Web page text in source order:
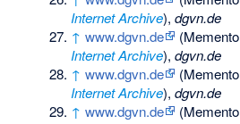
Internet Archive),dgvn.de
↑ www.dgvn.de (Memento
Internet Archive),dgvn.de
↑ www.dgvn.de (Memento
Internet Archive),dgvn.de
↑ www.dgvn.de (Memento